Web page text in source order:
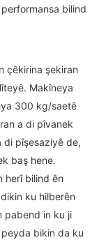
bilind
çêkirina şekiran
Makîneya
300 kg/saetê
a di pîvanek
di pîşesaziyê de,
baş hene.
herî bilind ên
ku hilberên
pabend in ku ji
bikin da ku